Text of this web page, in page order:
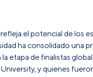
el potencial de los
ha consolidado una
etapa de finalistas
y quienes